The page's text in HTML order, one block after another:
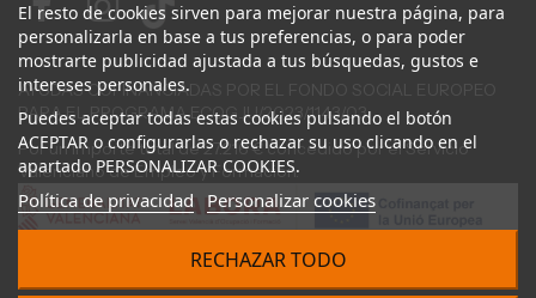
El resto de cookies sirven para mejorar nuestra página, para
personalizarla en base a tus preferencias, o para poder
mostrarte publicidad ajustada a tus búsquedas, gustos e
intereses personales.
Puedes aceptar todas estas cookies pulsando el botón
ACEPTAR o configurarlas o rechazar su uso clicando en el
apartado PERSONALIZAR COOKIES.
Política de privacidad Personalizar cookies
RECHAZAR TODO
AYUDAS COFINANCIADAS POR EL FONDO SOCIAL EUROPEO
PARA EL PROGRAMA ECOGJU/2023/1143/03
Por un importe total de 27.216 € concedido por el Servicio
Valenciano de Empleo y Formación.